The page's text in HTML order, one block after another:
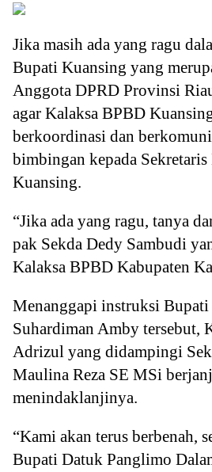
Jika masih ada yang ragu
Bupati Kuansing yang
Anggota DPRD Provinsi
agar Kalaksa BPBD
berkoordinasi dan
bimbingan kepada Sekretaris
Kuansing.
“Jika ada yang ragu, tanya
pak Sekda Dedy Sambudi
Kalaksa BPBD Kabupaten
Menanggapi instruksi
Suhardiman Amby tersebut,
Adrizul yang didampingi
Maulina Reza SE MSi
menindaklanjinya.
“Kami akan terus berbenah,
Bupati Datuk Panglimo